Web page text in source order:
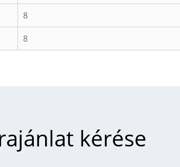
8
8
kérése